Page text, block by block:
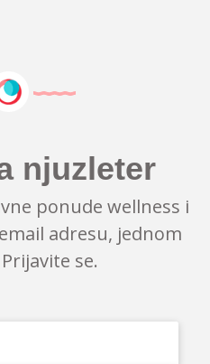
njuzleter
ponude wellness i
adresu, jednom
se.